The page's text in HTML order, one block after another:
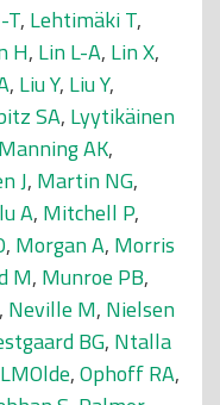
T, Lehtimäki T,
H, Lin L-A, Lin X,
, Liu Y, Liu Y,
SA, Lyytikäinen
Manning AK,
J, Martin NG,
A, Mitchell P,
, Morgan A, Morris
M, Munroe PB,
, Neville M, Nielsen
BG, Ntalla
,Ophoff RA,